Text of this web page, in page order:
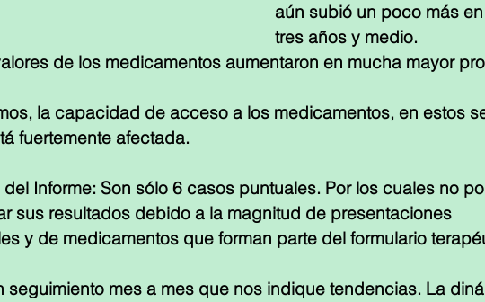
aún subió un poco más
tres años y medio.
de los medicamentos aumentaron en mucha mayor
la capacidad de acceso a los medicamentos, en estos
fuertemente afectada.
Informe: Son sólo 6 casos puntuales. Por los cuales no
sus resultados debido a la magnitud de presentaciones
y de medicamentos que forman parte del formulario
seguimiento mes a mes que nos indique tendencias. La